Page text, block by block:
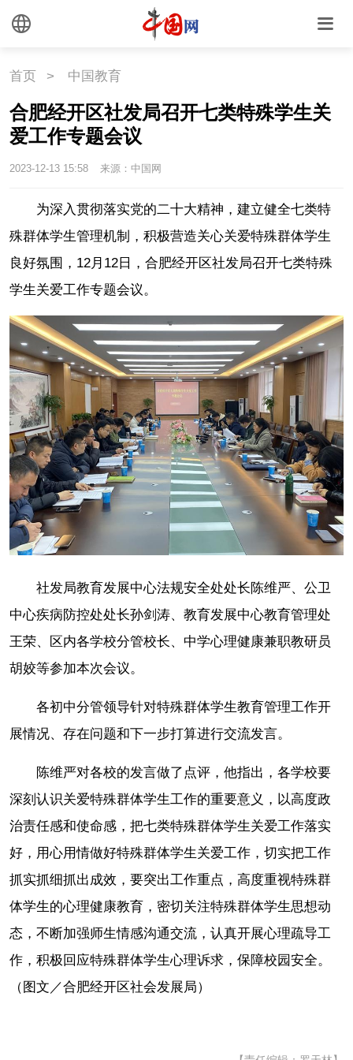
首页 > 中国教育
合肥经开区社发局召开七类特殊学生关
爱工作专题会议
2023-12-13 15:58 来源：中国网
为深入贯彻落实党的二十大精神，建立健全七类特
殊群体学生管理机制，积极营造关心关爱特殊群体学生
良好氛围，12月12日，合肥经开区社发局召开七类特殊
学生关爱工作专题会议。
社发局教育发展中心法规安全处处长陈维严、公卫
中心疾病防控处处长孙剑涛、教育发展中心教育管理处
王荣、区内各学校分管校长、中学心理健康兼职教研员
胡姣等参加本次会议。
各初中分管领导针对特殊群体学生教育管理工作开
展情况、存在问题和下一步打算进行交流发言。
陈维严对各校的发言做了点评，他指出，各学校要
深刻认识关爱特殊群体学生工作的重要意义，以高度政
治责任感和使命感，把七类特殊群体学生关爱工作落实
好，用心用情做好特殊群体学生关爱工作，切实把工作
抓实抓细抓出成效，要突出工作重点，高度重视特殊群
体学生的心理健康教育，密切关注特殊群体学生思想动
态，不断加强师生情感沟通交流，认真开展心理疏导工
作，积极回应特殊群体学生心理诉求，保障校园安全。
（图文／合肥经开区社会发展局）